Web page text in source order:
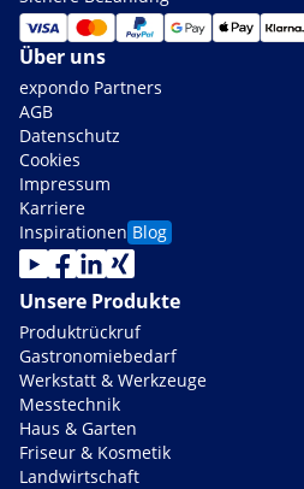
Über uns
expondo Partners
AGB
Datenschutz
Cookies
Impressum
Karriere
Inspirationen Blog
Unsere Produkte
Produktrückruf
Gastronomiebedarf
Werkstatt & Werkzeuge
Messtechnik
Haus & Garten
Friseur & Kosmetik
Landwirtschaft